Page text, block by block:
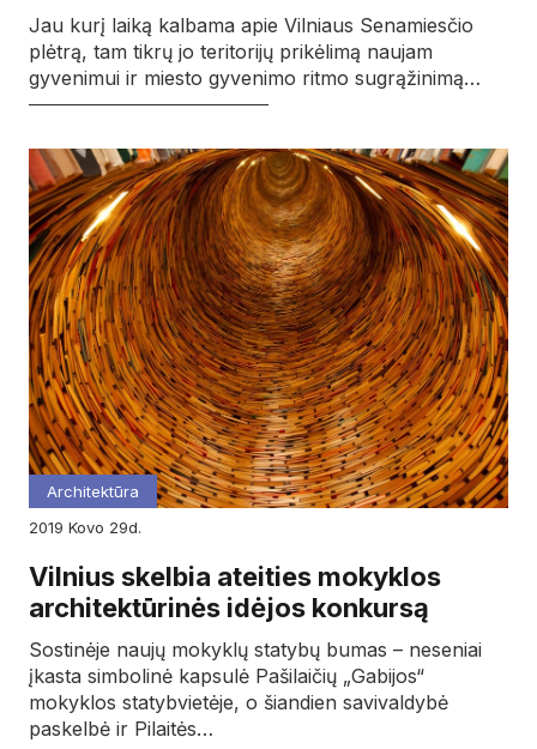
Jau kurį laiką kalbama apie Vilniaus Senamiesčio
plėtrą, tam tikrų jo teritorijų prikėlimą naujam
gyvenimui ir miesto gyvenimo ritmo sugrąžinimą…
Architektūra
2019
kovo 29d.
Vilnius skelbia ateities mokyklos
architektūrinės idėjos konkursą
Sostinėje naujų mokyklų statybų bumas – neseniai
įkasta simbolinė kapsulė Pašilaičių „Gabijos“
mokyklos statybvietėje, o šiandien savivaldybė
paskelbė ir Pilaitės…